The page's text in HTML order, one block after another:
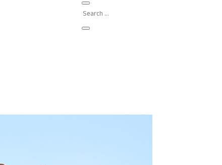
amb Anna Bach i
I en un acte obert a